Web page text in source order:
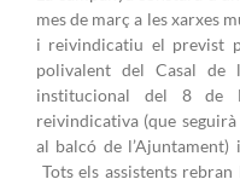
mes de març a les xarxes
i reivindicatiu el previst
polivalent del Casal
institucional del 8 de
reivindicativa (que
al balcó de l’Ajuntament) i
Tots els assistents rebran